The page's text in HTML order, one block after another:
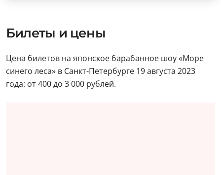
Билеты и цены
Цена билетов на японское барабанное шоу «Море
синего леса» в Санкт-Петербурге 19 августа 2023
года: от 400 до 3 000 рублей.